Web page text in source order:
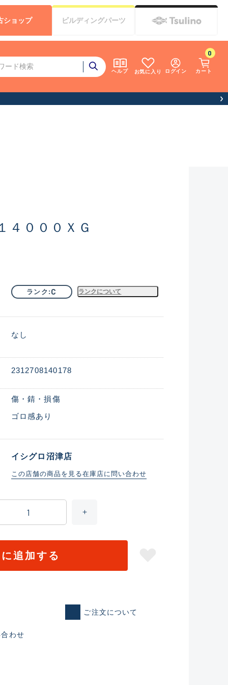
ヘルプ お気に入り ログイン カート
0
ショップ ビルディングパーツ
れた未使用
ものも含む
４０００ＸＧ
ランク C ランクについて
なし
2312708140178
傷・錆・損傷
ゴロ感あり
イシグロ沼津店
この店舗の商品を見る在庫店に問い合わせ
追加する
ご注文について
わせ